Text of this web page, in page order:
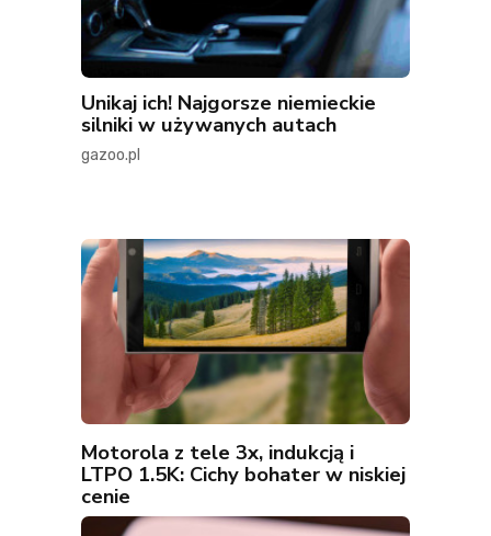
Unikaj ich! Najgorsze niemieckie
silniki w używanych autach
gazoo.pl
Motorola z tele 3x, indukcją i
LTPO 1.5K: Cichy bohater w niskiej
cenie